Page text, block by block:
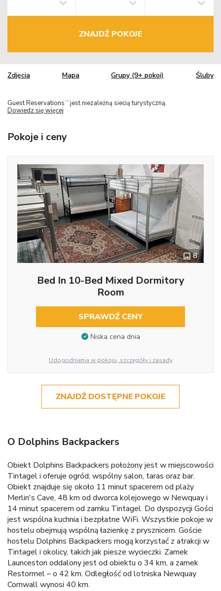
ZNAJDŹ POKOJE
Zdjęcia Mapa Grupy (9+ pokoi) Śluby
Guest Reservations TM jest niezależną siecią turystyczną.
Dowiedz się więcej
Pokoje i ceny
8
Bed In 10-Bed Mixed Dormitory
Room
SPRAWDŹ CENY
Niska cena dnia
Udogodnienia w pokoju, szczegóły i zasady
ZNAJDŹ DOSTĘPNE POKOJE
O Dolphins Backpackers
Obiekt Dolphins Backpackers położony jest w miejscowości
Tintagel i oferuje ogród, wspólny salon, taras oraz bar.
Obiekt znajduje się około 11 minut spacerem od plaży
Merlin's Cave, 48 km od dworca kolejowego w Newquay i
14 minut spacerem od zamku Tintagel. Do dyspozycji Gości
jest wspólna kuchnia i bezpłatne WiFi. Wszystkie pokoje w
hostelu obejmują wspólną łazienkę z prysznicem. Goście
hostelu Dolphins Backpackers mogą korzystać z atrakcji w
Tintagel i okolicy, takich jak piesze wycieczki. Zamek
Launceston oddalony jest od obiektu o 34 km, a zamek
Restormel – o 42 km. Odległość od lotniska Newquay
Cornwall wynosi 40 km.